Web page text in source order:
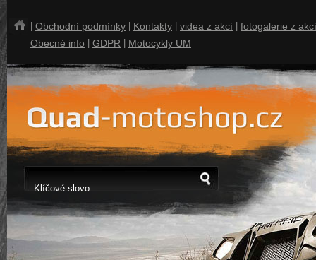
Obchodní podmínky Kontakty videa z akcí
fotogalerie z akcí
Obecné info
GDPR Motocykly UM